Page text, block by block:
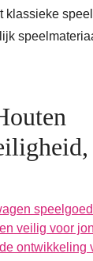
veilig voor
ontwikkeling